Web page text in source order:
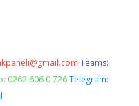
Teams:
0262 606 0 726 Telegram: